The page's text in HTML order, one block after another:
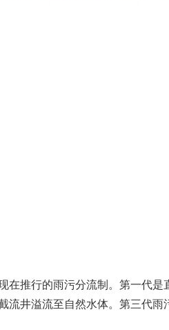
推行的雨污分流制。第一代
井溢流至自然水体。第三代